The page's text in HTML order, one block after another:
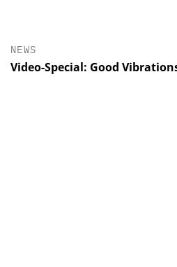
NEWS
Video-Special: Good